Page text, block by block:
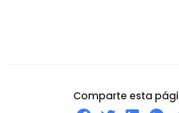
Comparte esta